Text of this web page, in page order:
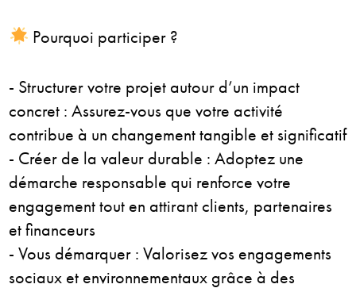
Pourquoi participer ?
- Structurer votre projet autour d’un impact
concret : Assurez-vous que votre activité
contribue à un changement tangible et significatif
- Créer de la valeur durable : Adoptez une
démarche responsable qui renforce votre
engagement tout en attirant clients, partenaires
et financeurs
- Vous démarquer : Valorisez vos engagements
sociaux et environnementaux grâce à des